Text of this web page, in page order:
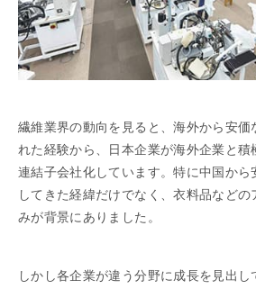
繊維業界の動向を見ると、海外から安価
れた経験から、日本企業が海外企業と積
連結子会社化しています。特に中国から
してきた経緯だけでなく、衣料品などの
みが背景にありました。
しかし各企業が違う分野に成長を見出し